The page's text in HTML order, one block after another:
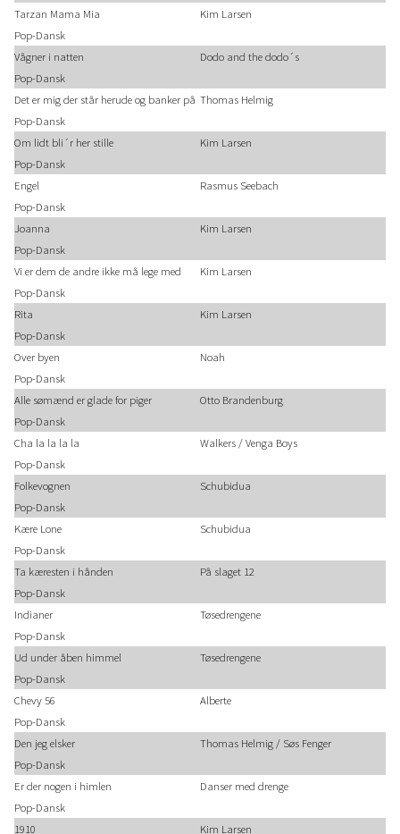
Tarzan Mama Mia
Kim Larsen
Pop-Dansk
Vågner i natten
Dodo and the dodo´s
Pop-Dansk
Det er mig der står herude og banker på Thomas Helmig
Pop-Dansk
Om lidt bli´r her stille
Kim Larsen
Pop-Dansk
Engel
Rasmus Seebach
Pop-Dansk
Joanna
Kim Larsen
Pop-Dansk
Vi er dem de andre ikke må lege med
Kim Larsen
Pop-Dansk
Rita
Kim Larsen
Pop-Dansk
Over byen
Noah
Pop-Dansk
Alle sømænd er glade for piger
Otto Brandenburg
Pop-Dansk
Cha la la la la
Walkers / Venga Boys
Pop-Dansk
Folkevognen
Schubidua
Pop-Dansk
Kære Lone
Schubidua
Pop-Dansk
Ta kæresten i hånden
På slaget 12
Pop-Dansk
Indianer
Tøsedrengene
Pop-Dansk
Ud under åben himmel
Tøsedrengene
Pop-Dansk
Chevy 56
Alberte
Pop-Dansk
Den jeg elsker
Thomas Helmig / Søs Fenger
Pop-Dansk
Er der nogen i himlen
Danser med drenge
Pop-Dansk
1910
Kim Larsen